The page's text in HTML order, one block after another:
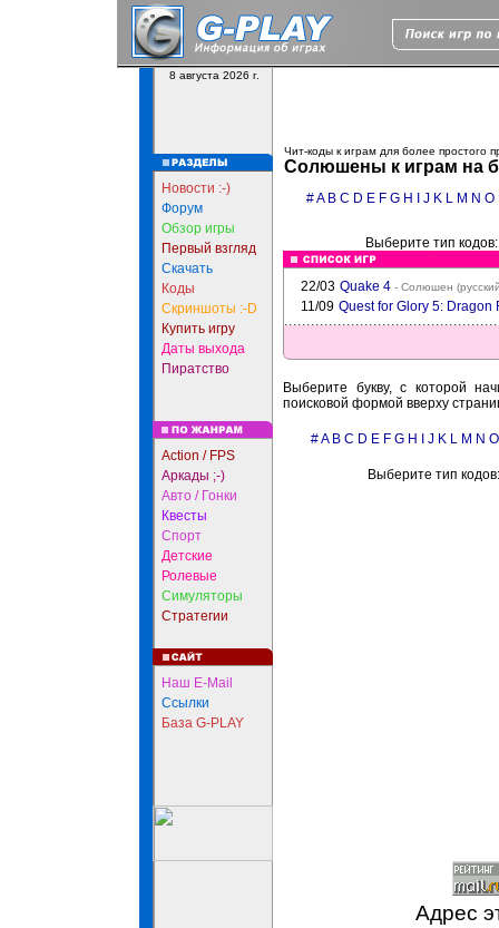
8 августа 2026 г.
Новости :-)
Форум
Обзор игры
Первый взгляд
Скачать
Коды
Скриншоты :-D
Купить игру
Даты выхода
Пиратство
Action / FPS
Аркады ;-)
Авто / Гонки
Квесты
Спорт
Детские
Ролевые
Симуляторы
Стратегии
Наш E-Mail
Ссылки
База G-PLAY
Чит-коды к играм для более простого
Солюшены к играм на
#A B C D E F G H J K L M N O
Выберите тип
22/03 Quake 4 - Солюшен
11/09 Quest for Glory 5: Dragon
Выберите букву, с которой
поисковой формой вверху
#A B C D E F G H J K L M N O
Выберите тип
Адрес